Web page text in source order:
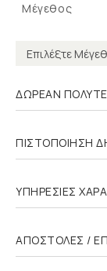
Μέγεθος
ΔΩΡΕΑΝ
ΠΙΣΤΟΠΟΙΗΣΗ
ΥΠΗΡΕΣΙΕΣ
ΑΠΟΣΤΟΛΕΣ /